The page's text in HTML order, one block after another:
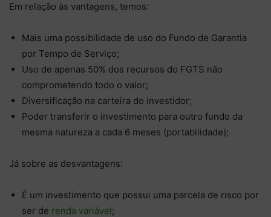
Em relação às vantagens, temos:
Mais uma possibilidade de uso do Fundo de Garantia
por Tempo de Serviço;
Uso de apenas 50% dos recursos do FGTS não
comprometendo todo o valor;
Diversificação na carteira do investidor;
Poder transferir o investimento para outro fundo da
mesma natureza a cada 6 meses (portabilidade);
Já sobre as desvantagens:
É um investimento que possui uma parcela de risco por
ser de renda variável;